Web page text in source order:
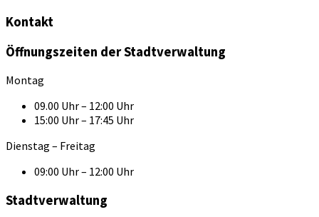
Kontakt
Öffnungszeiten der Stadtverwaltung
Montag
09.00 Uhr – 12:00 Uhr
15:00 Uhr – 17:45 Uhr
Dienstag – Freitag
09:00 Uhr – 12:00 Uhr
Stadtverwaltung